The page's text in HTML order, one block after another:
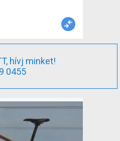
hívj minket!
0455